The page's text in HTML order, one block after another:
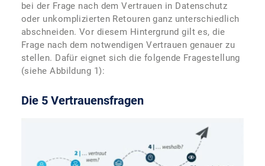
bei der Frage nach dem Vertrauen in Datenschutz
oder unkomplizierten Retouren ganz unterschiedlich
abschneiden. Vor diesem Hintergrund gilt es, die
Frage nach dem notwendigen Vertrauen genauer zu
stellen. Dafür eignet sich die folgende Fragestellung
(siehe Abbildung 1):
Die 5 Vertrauensfragen